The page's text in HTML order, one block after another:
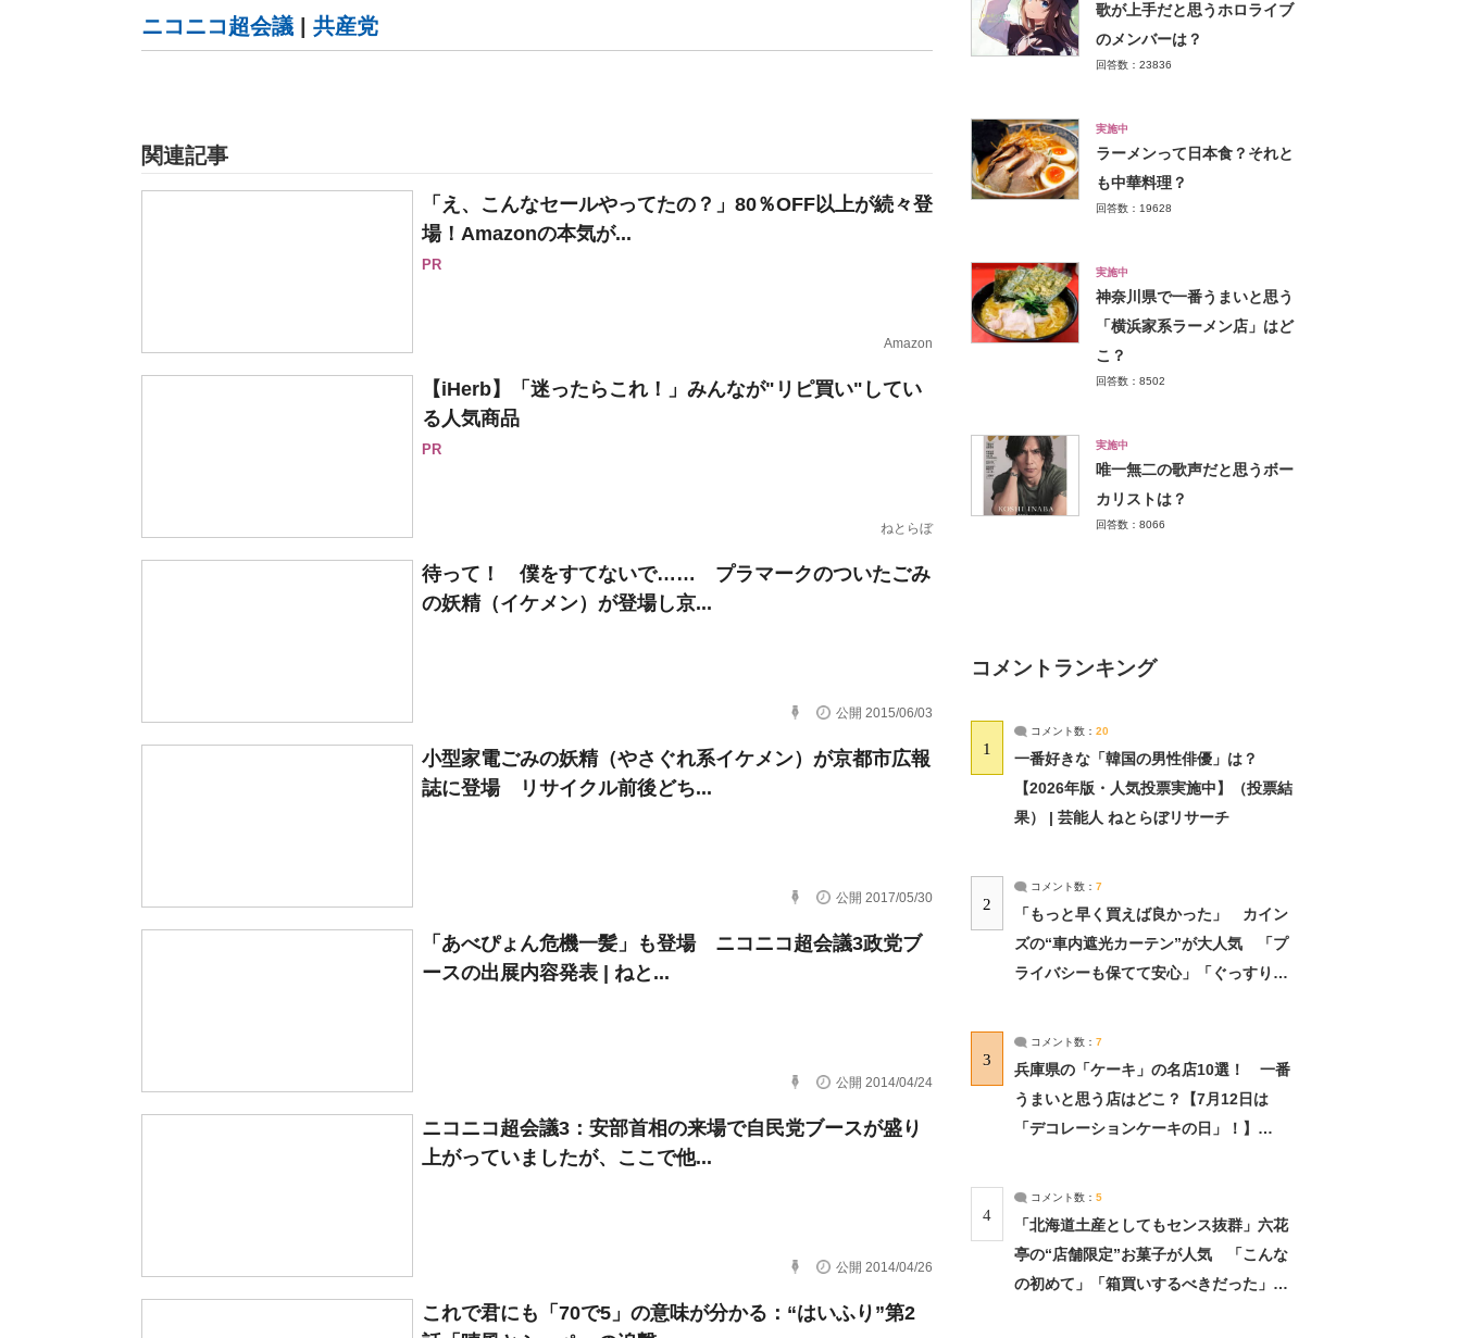
ニコニコ超会議 共産党
関連記事
「え、こんなセールやってたの？」80％OFF以上が続々登
場！Amazonの本気が...
PR
Amazon
【iHerb】「迷ったらこれ！」みんなが"リピ買い"してい
る人気商品
PR
ねとらぼ
待って！ 僕をすてないで…… プラマークのついたごみ
の妖精（イケメン）が登場し京...
公開 2015/06/03
小型家電ごみの妖精（やさぐれ系イケメン）が京都市広報
誌に登場 リサイクル前後どち...
公開 2017/05/30
「あべぴょん危機一髪」も登場 ニコニコ超会議3政党ブ
ースの出展内容発表 | ねと...
公開 2014/04/24
ニコニコ超会議3：安部首相の来場で自民党ブースが盛り
上がっていましたが、ここで他...
公開 2014/04/26
これで君にも「70で5」の意味が分かる：“はいふり”第2
歌が上手だと思うホロライブ
のメンバーは？
回答数：23836
実施中
ラーメンって日本食？それと
も中華料理？
回答数：19628
実施中
神奈川県で一番うまいと思う
「横浜家系ラーメン店」はど
こ？
回答数：8502
実施中
唯一無二の歌声だと思うボー
カリストは？
回答数：8066
コメントランキング
1
コメント数： 20
一番好きな「韓国の男性俳優」は？
【2026年版・人気投票実施中】（投票結
果） | 芸能人 ねとらぼリサーチ
2
コメント数： 7
「もっと早く買えば良かった」 カイン
ズの“車内遮光カーテン”が大人気 「プ
ライバシーも保てて安心」「ぐっすり眠
3
コメント数： 7
兵庫県の「ケーキ」の名店10選！ 一番
うまいと思う店はどこ？【7月12日は
「デコレーションケーキの日」！】
4
コメント数： 5
「北海道土産としてもセンス抜群」六花
亭の“店舗限定”お菓子が人気 「こんな
の初めて」「箱買いするべきだった」